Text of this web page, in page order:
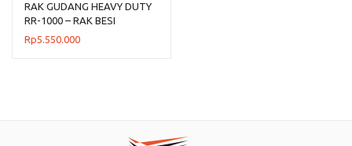
RAK GUDANG HEAVY DUTY
RR-1000 – RAK BESI
GUDANG UKURAN BESAR
Rp5.550.000